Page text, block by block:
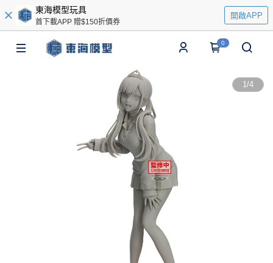
東海模型玩具
首下載APP 贈$150折價券
開啟APP
0
1/4